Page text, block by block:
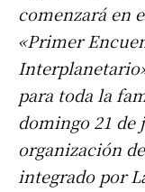
comenzará en
«Primer
para toda la
domingo 21
organización
integrado por